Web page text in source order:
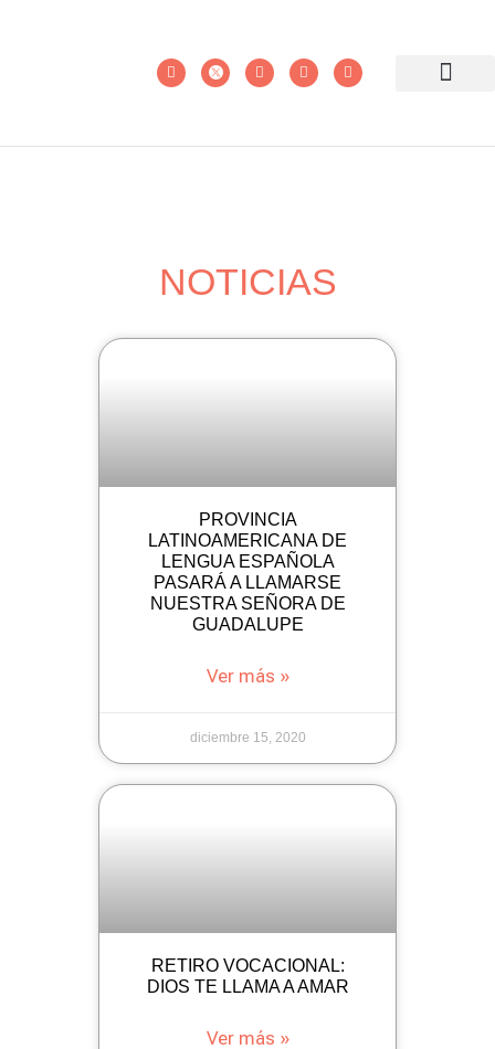
NOTICIAS
PROVINCIA
LATINOAMERICANA DE
LENGUA ESPAÑOLA
PASARÁ A LLAMARSE
NUESTRA SEÑORA DE
GUADALUPE
Ver más »
diciembre 15, 2020
RETIRO VOCACIONAL:
DIOS TE LLAMA A AMAR
Ver más »